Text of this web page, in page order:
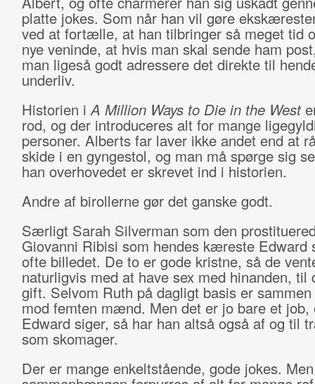
platte jokes. Som når han vil gøre
ved at fortælle, at han tilbringer så meget tid
nye veninde, at hvis man skal sende ham
man ligeså godt adressere det direkte til
underliv.
Historien iA Million Ways to Die in the West
rod, og der introduceres alt for mange
personer. Alberts far laver ikke andet end at
skide i en gyngestol, og man må spørge sig
han overhovedet er skrevet ind i historien.
Andre af birollerne gør det ganske godt.
Særligt Sarah Silverman som den
Giovanni Ribisi som hendes kæreste
ofte billedet. De to er gode kristne, så de
naturligvis med at have sex med hinanden, til
gift. Selvom Ruth på dagligt basis er
mod femten mænd. Men det er jo bare et job,
Edward siger, så har han altså også af og til
som skomager.
Der er mange enkeltstående, gode jokes. Men